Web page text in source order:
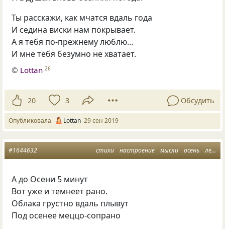
Ты расскажи, как мчатся вдаль года
И седина виски нам покрывает.
А я тебя по-прежнему люблю…
И мне тебя безумно не хватает.
© Lottan 26
20 3 Обсудить
Опубликовала Lottan 29 сен 2019
стихи настроение мысли осень лето прощай
#1644632
А до Осени 5 минут
Вот уже и темнеет рано.
Облака грустно вдаль плывут
Под осенее меццо-сопрано